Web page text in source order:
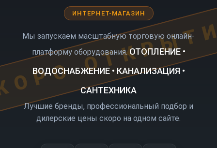
ИНТЕРНЕТ-МАГАЗИН
Мы запускаем масштабную торговую онлайн-
платформу оборудования. ОТОПЛЕНИЕ •
ВОДОСНАБЖЕНИЕ • КАНАЛИЗАЦИЯ •
САНТЕХНИКА
Лучшие бренды, профессиональный подбор и
дилерские цены скоро на одном сайте.